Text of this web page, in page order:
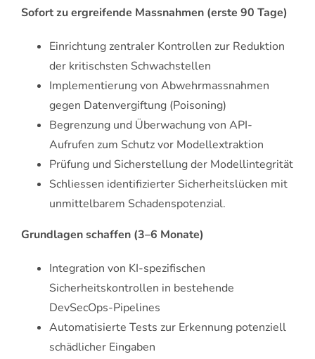
Sofort zu ergreifende Massnahmen (erste 90 Tage)
Einrichtung zentraler Kontrollen zur Reduktion
der kritischsten Schwachstellen
Implementierung von Abwehrmassnahmen
gegen Datenvergiftung (Poisoning)
Begrenzung und Überwachung von API-
Aufrufen zum Schutz vor Modellextraktion
Prüfung und Sicherstellung der Modellintegrität
Schliessen identifizierter Sicherheitslücken mit
unmittelbarem Schadenspotenzial.
Grundlagen schaffen (3–6 Monate)
Integration von KI-spezifischen
Sicherheitskontrollen in bestehende
DevSecOps-Pipelines
Automatisierte Tests zur Erkennung potenziell
schädlicher Eingaben